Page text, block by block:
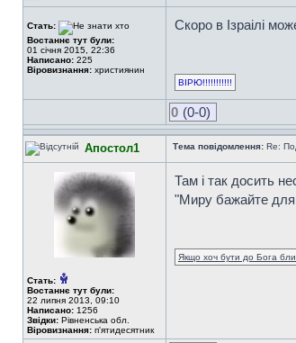
Стать:
Востаннє тут були:
01 січня 2015, 22:36
Написано: 225
Віровизнання: християнин
Скоро в Ізраілі
ВІРЮ!!!!!!!!!!!
0 (0-0)
Апостол1 Тема повідомлення: Re:
Стать:
Востаннє тут були:
22 липня 2013, 09:10
Написано: 1256
Звідки: Рівненська обл.
Віровизнання: п'ятидесятник
Там і так досить
"Миру бажайте для
Якщо хоч бути до Бога